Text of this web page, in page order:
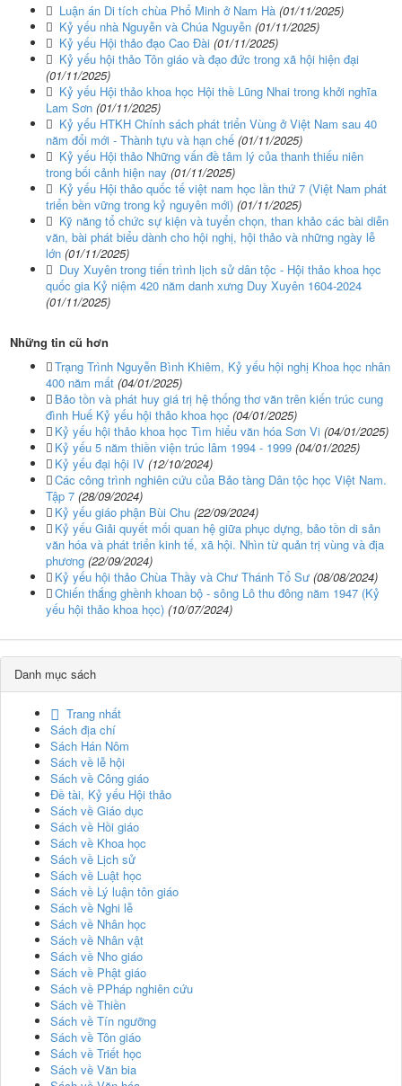
Luận án Di tích chùa Phổ Minh ở Nam Hà (01/11/2025)
Kỷ yếu nhà Nguyễn và Chúa Nguyễn (01/11/2025)
Kỷ yếu Hội thảo đạo Cao Đài (01/11/2025)
Kỷ yếu hội thảo Tôn giáo và đạo đức trong xã hội hiện đại
(01/11/2025)
Kỷ yếu Hội thảo khoa học Hội thề Lũng Nhai trong khởi nghĩa
Lam Sơn (01/11/2025)
Kỷ yếu HTKH Chính sách phát triển Vùng ở Việt Nam sau 40
năm đổi mới - Thành tựu và hạn chế (01/11/2025)
Kỷ yếu Hội thảo Những vấn đề tâm lý của thanh thiếu niên
trong bối cảnh hiện nay (01/11/2025)
Kỷ yếu Hội thảo quốc tế việt nam học lần thứ 7 (Việt Nam phát
triển bền vững trong kỷ nguyên mới) (01/11/2025)
Kỹ năng tổ chức sự kiện và tuyển chọn, than khảo các bài diễn
văn, bài phát biểu dành cho hội nghị, hội thảo và những ngày lễ
lớn (01/11/2025)
Duy Xuyên trong tiến trình lịch sử dân tộc - Hội thảo khoa học
quốc gia Kỷ niệm 420 năm danh xưng Duy Xuyên 1604-2024
(01/11/2025)
Những tin cũ hơn
Trạng Trình Nguyễn Bình Khiêm, Kỷ yếu hội nghị Khoa học nhân
400 năm mất (04/01/2025)
Bảo tồn và phát huy giá trị hệ thống thơ văn trên kiến trúc cung
đình Huế Kỷ yếu hội thảo khoa học (04/01/2025)
Kỷ yếu hội thảo khoa học Tìm hiểu văn hóa Sơn Vi (04/01/2025)
Kỷ yếu 5 năm thiền viện trúc lâm 1994 - 1999 (04/01/2025)
Kỷ yếu đại hội IV (12/10/2024)
Các công trình nghiên cứu của Bảo tàng Dân tộc học Việt Nam.
Tập 7 (28/09/2024)
Kỷ yếu giáo phận Bùi Chu (22/09/2024)
Kỷ yếu Giải quyết mối quan hệ giữa phục dựng, bảo tồn di sản
văn hóa và phát triển kinh tế, xã hội. Nhìn từ quản trị vùng và địa
phương (22/09/2024)
Kỷ yếu hội thảo Chùa Thầy và Chư Thánh Tổ Sư (08/08/2024)
Chiến thắng ghềnh khoan bộ - sông Lô thu đông năm 1947 (Kỷ
yếu hội thảo khoa học) (10/07/2024)
Danh mục sách
Trang nhất
Sách địa chí
Sách Hán Nôm
Sách về lễ hội
Sách về Công giáo
Đề tài, Kỷ yếu Hội thảo
Sách về Giáo dục
Sách về Hồi giáo
Sách về Khoa học
Sách về Lịch sử
Sách về Luật học
Sách về Lý luận tôn giáo
Sách về Nghi lễ
Sách về Nhân học
Sách về Nhân vật
Sách về Nho giáo
Sách về Phật giáo
Sách về PPháp nghiên cứu
Sách về Thiền
Sách về Tín ngưỡng
Sách về Tôn giáo
Sách về Triết học
Sách về Văn bia